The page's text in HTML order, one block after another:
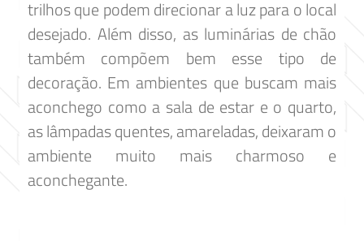
trilhos que podem direcionar a luz para o local
desejado. Além disso, as luminárias de chão
também compõem bem esse tipo de
decoração. Em ambientes que buscam mais
aconchego como a sala de estar e o quarto,
as lâmpadas quentes, amareladas, deixaram o
ambiente muito mais charmoso e
aconchegante.